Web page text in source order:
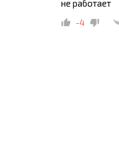
не работает
-4